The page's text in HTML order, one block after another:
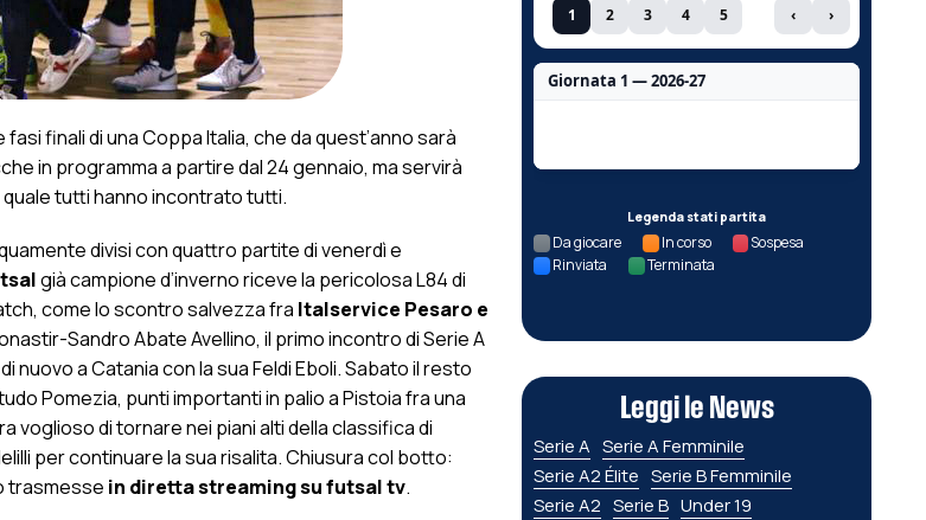
finali di una Coppa Italia, che da quest’anno sarà
in programma a partire dal 24 gennaio, ma servirà
quale tutti hanno incontrato tutti.
divisi con quattro partite di venerdì e
già campione d’inverno riceve la pericolosa L84 di
come lo scontro salvezza fra Italservice Pesaro e
Sandro Abate Avellino, il primo incontro di Serie A
nuovo a Catania con la sua Feldi Eboli. Sabato il resto
Pomezia, punti importanti in palio a Pistoia fra una
voglioso di tornare nei piani alti della classifica di
per continuare la sua risalita. Chiusura col botto:
trasmesse in diretta streaming su futsal tv.
1 2 3 4 5 ‹ ›
Giornata 1 — 2026-27
Legenda stati partita
Da giocare In corso
Sospesa
Rinviata
Terminata
Leggi le News
Serie A Serie A Femminile
Serie A2 Élite Serie B Femminile
Serie A2 Serie B Under 19